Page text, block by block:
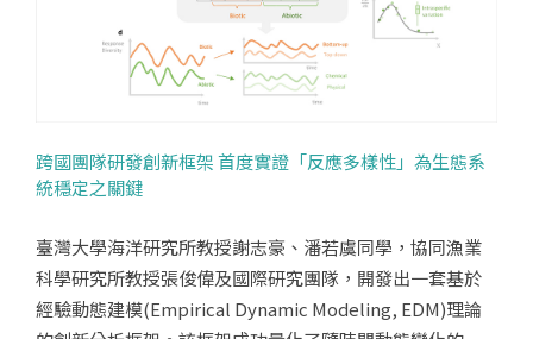
跨國團隊研發創新框架 首度實證「反應多樣性」為生態系
統穩定之關鍵
臺灣大學海洋研究所教授謝志豪、潘若虞同學，協同漁業
科學研究所教授張俊偉及國際研究團隊，開發出一套基於
經驗動態建模(Empirical Dynamic Modeling, EDM)理論